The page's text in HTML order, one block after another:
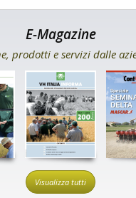
E-Magazine
prodotti e servizi dalle
Visualizza tutti